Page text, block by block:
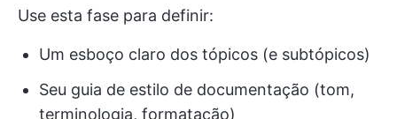
Use esta fase para definir:
Um esboço claro dos tópicos (e subtópicos)
Seu guia de estilo de documentação (tom,
terminologia, formatação)